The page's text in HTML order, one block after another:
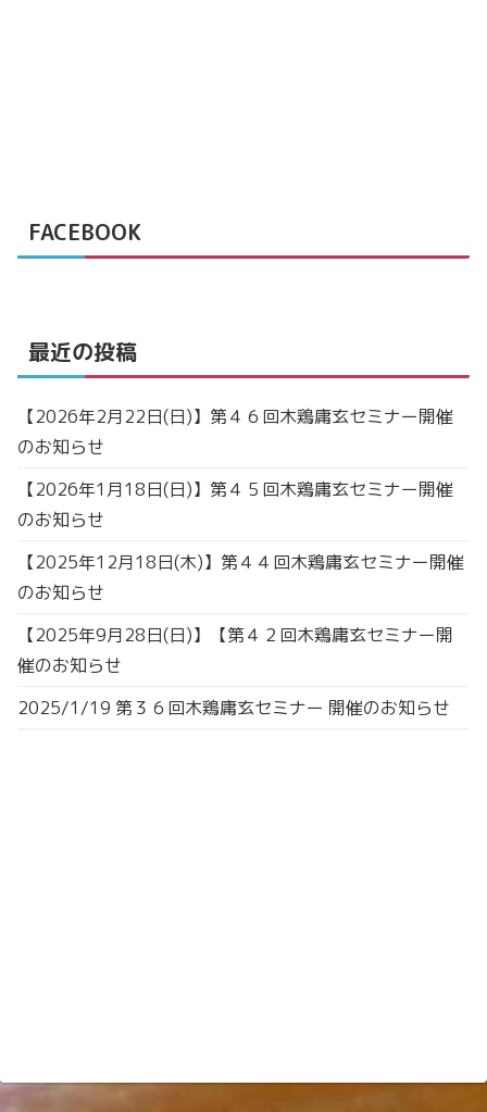
FACEBOOK
最近の投稿
【2026年2月22日(日)】第４６回木鶏庸玄セミナー開催
のお知らせ
【2026年1月18日(日)】第４５回木鶏庸玄セミナー開催
のお知らせ
【2025年12月18日(木)】第４４回木鶏庸玄セミナー開催
のお知らせ
【2025年9月28日(日)】【第４２回木鶏庸玄セミナー開
催のお知らせ
2025/1/19 第３６回木鶏庸玄セミナー 開催のお知らせ